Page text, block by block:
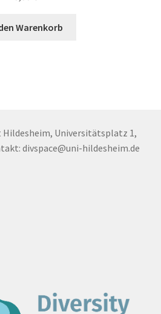
Warenkorb
Universitätsplatz 1,
divspace@uni-hildesheim.de